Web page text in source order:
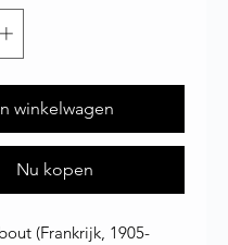
winkelwagen
Nu kopen
(Frankrijk, 1905-